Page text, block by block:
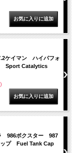
ケイマン ハイパフォ
Sport Catalytics
986ボクスター 987
プ Fuel Tank Cap